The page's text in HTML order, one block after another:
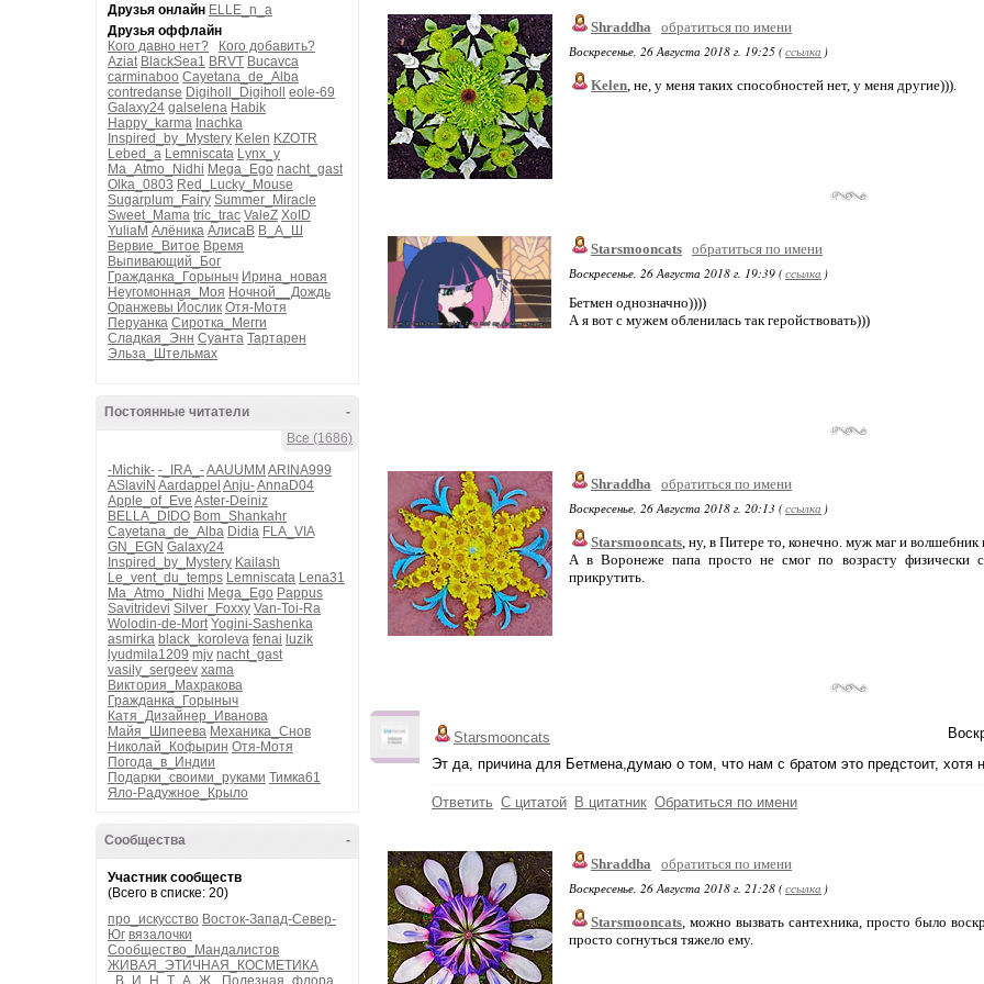
Друзья онлайн ELLE_n_a
Друзья оффлайн
Кого давно нет?
Кого добавить?
Aziat BlackSea1 BRVT Bucavca
carminaboo Cayetana_de_Alba
contredanse Digiholl_Digiholl
eole-69
Galaxy24 galselena Habik
Happy_karma Inachka
Inspired_by_Mystery Kelen KZOTR
Lebed_a Lemniscata Lynx_y
Ma_Atmo_Nidhi Mega_Ego nacht_gast
Olka_0803 Red_Lucky_Mouse
Sugarplum_Fairy Summer_Miracle
Sweet_Mama tric_trac ValeZ XoID
YuliaM Алёника АлисаВ В_А_Ш
Вервие_Витое Время
Выпивающий_Бог
Гражданка_Горыныч Ирина_новая
Неугомонная_Моя Ночной__Дождь
Оранжевы Йослик Отя-Мотя
Перуанка Сиротка_Мегги
Сладкая_Энн Суанта Тартарен
Эльза_Штельмах
-
Постоянные читатели
Все (1686)
-Michik- -_IRA_-AAUUMM ARINA999
ASlaviN Aardappel Anju-AnnaD04
Apple_of_Eve Aster-Deiniz
BELLA_DIDO Bom_Shankahr
Cayetana_de_Alba Didia FLA_VIA
GN_EGN Galaxy24
Inspired_by_Mystery Kailash
Le_vent_du_temps Lemniscata Lena31
Ma_Atmo_Nidhi Mega_Ego Pappus
Savitridevi Silver_Foxxy Van-Toi-Ra
Wolodin-de-Mort Yogini-Sashenka
asmirka black_koroleva fenai luzik
lyudmila1209 mjv nacht_gast
vasily_sergeev xama
Виктория_Махракова
Гражданка_Горыныч
Катя_Дизайнер_Иванова
Майя_Шипеева Механика_Снов
Николай_Кофырин Отя-Мотя
Погода_в_Индии
Подарки_своими_руками Тимка61
Яло-Радужное_Крыло
-
Сообщества
Участник сообществ
(Всего в списке: 20)
про_искусство Восток-Запад-Север-
Юг вязалочки
Сообщество_Мандалистов
ЖИВАЯ_ЭТИЧНАЯ_КОСМЕТИКА
_В_И_Н_Т_А_Ж_
Полезная_флора
Shraddha
обратиться по имени
Воскресенье, 26 Августа 2018 г. 19:25 (ссылка )
Kelen, не, у меня таких способностей нет, у меня другие))).
Starsmooncats обратиться по имени
Воскресенье, 26 Августа 2018 г. 19:39 (ссылка )
Бетмен однозначно))))
А я вот с мужем обленилась так геройствовать)))
Shraddha
обратиться по имени
Воскресенье, 26 Августа 2018 г. 20:13 (ссылка )
Starsmooncats, ну, в Питере то, конечно. муж маг и
А в Воронеже папа просто не смог по возрасту физически
прикрутить.
Starsmooncats
Эт да, причина для Бетмена,думаю о том, что нам с братом это предстоит, хотя
Ответить С цитатой В цитатник Обратиться по имени
Shraddha
обратиться по имени
Воскресенье, 26 Августа 2018 г. 21:28 (ссылка )
Starsmooncats, можно вызвать сантехника, просто было
просто согнуться тяжело ему.